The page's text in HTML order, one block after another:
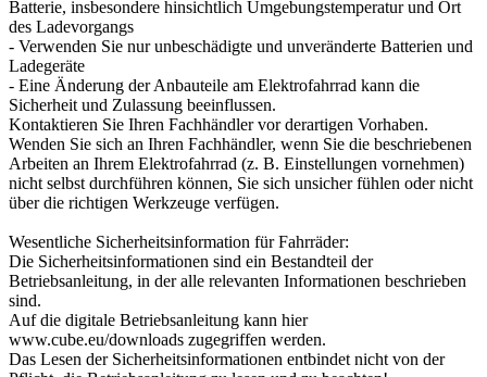
Batterie, insbesondere hinsichtlich Umgebungstemperatur und Ort
des Ladevorgangs
- Verwenden Sie nur unbeschädigte und unveränderte Batterien und
Ladegeräte
- Eine Änderung der Anbauteile am Elektrofahrrad kann die
Sicherheit und Zulassung beeinflussen.
Kontaktieren Sie Ihren Fachhändler vor derartigen Vorhaben.
Wenden Sie sich an Ihren Fachhändler, wenn Sie die beschriebenen
Arbeiten an Ihrem Elektrofahrrad (z. B. Einstellungen vornehmen)
nicht selbst durchführen können, Sie sich unsicher fühlen oder nicht
über die richtigen Werkzeuge verfügen.
Wesentliche Sicherheitsinformation für Fahrräder:
Die Sicherheitsinformationen sind ein Bestandteil der
Betriebsanleitung, in der alle relevanten Informationen beschrieben
sind.
Auf die digitale Betriebsanleitung kann hier
www.cube.eu/downloads zugegriffen werden.
Das Lesen der Sicherheitsinformationen entbindet nicht von der